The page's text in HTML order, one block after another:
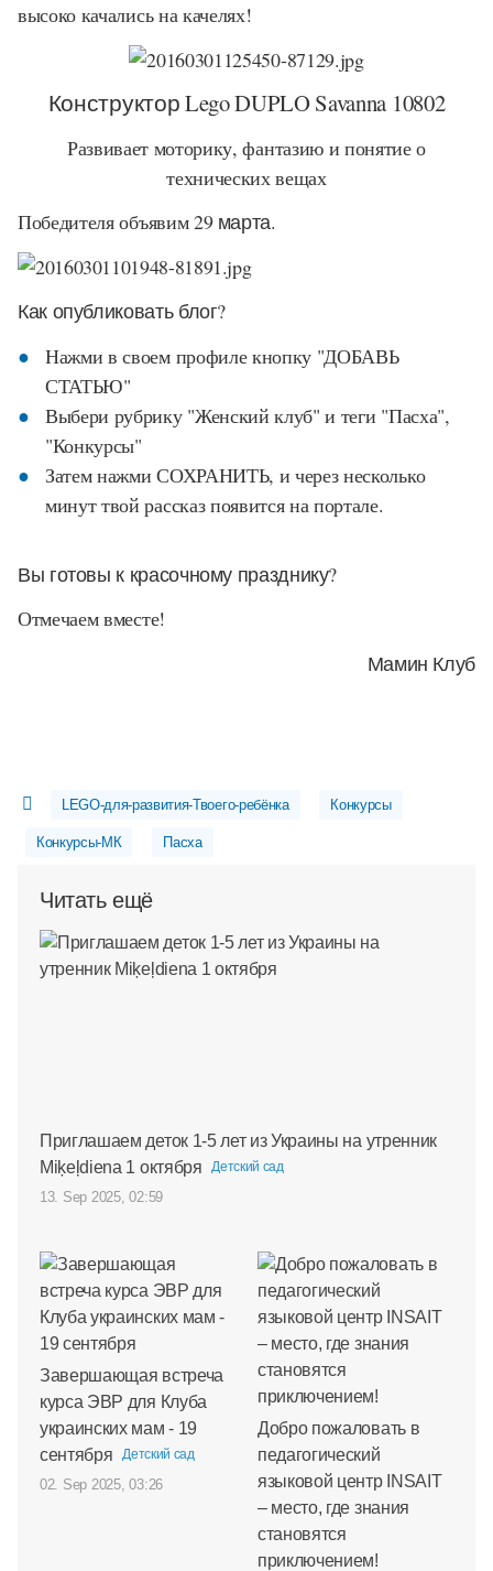
высоко качались на качелях!
Конструктор Lego DUPLO Savanna 10802
Развивает моторику, фантазию и понятие о
технических вещах
Победителя объявим29 марта.
Как опубликовать блог?
Нажми в своем профиле кнопку "ДОБАВЬ
СТАТЬЮ"
Выбери рубрику "Женский клуб" и теги "Пасха",
"Конкурсы"
Затем нажми СОХРАНИТЬ, и через несколько
минут твой рассказ появится на портале.
Вы готовы к красочному празднику?
Отмечаем вместе!
Мамин Клуб
LEGO-для-развития-Твоего-ребёнка Конкурсы
Конкурсы-МК Пасха
Читать ещё
Приглашаем деток 1-5 лет из Украины на утренник
Miķeļdiena 1 октября
Детский сад
13. Sep 2025, 02:59
Завершающая встреча
курса ЭВР для Клуба
украинских мам - 19
сентября
Детский сад
02. Sep 2025, 03:26
Добро пожаловать в
педагогический
языковой центр INSAIT
– место, где знания
становятся
приключением!